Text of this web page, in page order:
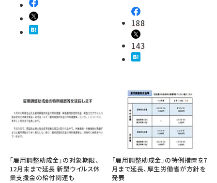
188
143
｢雇用調整助成金｣の対象期限、
12月末まで延長 新型ウイルス休
業支援金の給付関連も
「雇用調整助成金」の特例措置を7
月まで延長、厚生労働省が方針を
発表